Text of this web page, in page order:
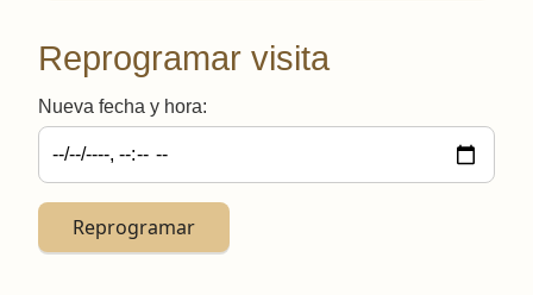
Reprogramar visita
Nueva fecha y hora:
Reprogramar